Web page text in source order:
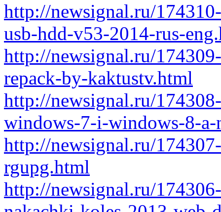
http://newsignal.ru/
usb-hdd-v53-2014-rus-
http://newsignal.ru/
repack-by-kaktustv.html
http://newsignal.ru/
windows-7-i-windows-8-
http://newsignal.ru/
rgupg.html
http://newsignal.ru/